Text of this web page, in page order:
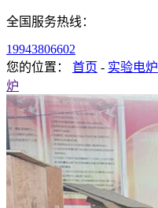
全国服务热线：
19943806602
您的位置： 首页 - 实验电炉
炉